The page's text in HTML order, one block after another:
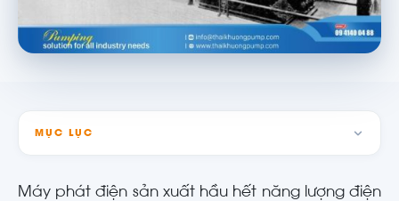
MỤC LỤC
Máy phát điện sản xuất hầu hết năng lượng điện